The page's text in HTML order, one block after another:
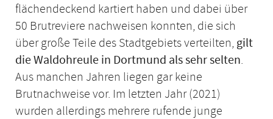
flächendeckend kartiert haben und dabei über
50 Brutreviere nachweisen konnten, die sich
über große Teile des Stadtgebiets verteilten, gilt
dieWaldohreule in Dortmund alssehr selten.
Aus manchen Jahren liegen gar keine
Brutnachweise vor. Im letzten Jahr (2021)
wurden allerdings mehrere rufende junge